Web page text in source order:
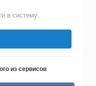
в систему.
из сервисов